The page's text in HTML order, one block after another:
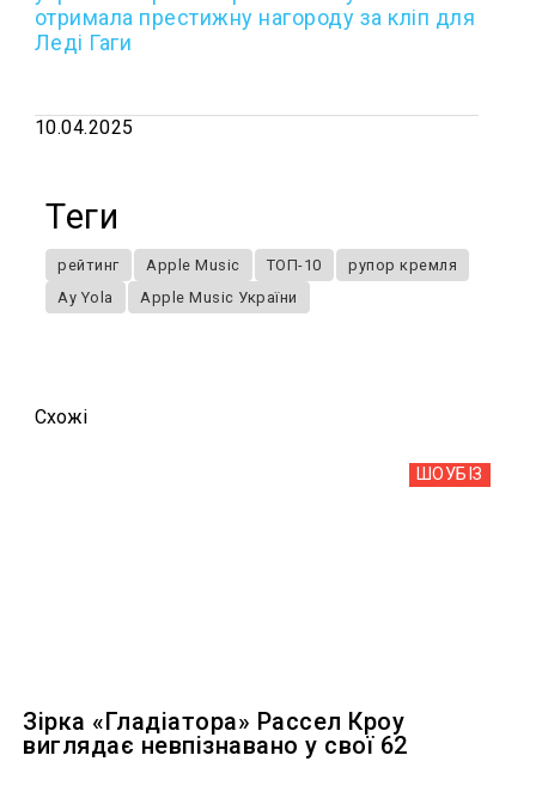
отримала престижну нагороду за кліп для
Леді Гаги
10.04.2025
Теги
рейтинг Apple Music ТОП-10
рупор кремля
Ay Yola
Apple Music України
Схожi
ШОУБIЗ
Зірка «Гладіатора» Рассел Кроу
виглядає невпізнавано у свої 62